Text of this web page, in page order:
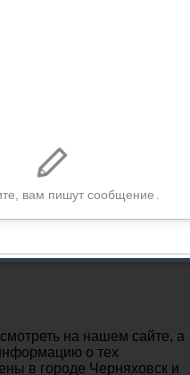
Черняховск
в городе
на нашем сайте, а
о тех
в городе Черняховск и